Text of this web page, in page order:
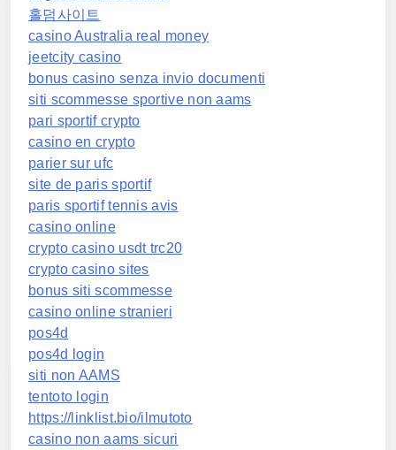
홀덤사이트
casino Australia real money
jeetcity casino
bonus casino senza invio documenti
siti scommesse sportive non aams
pari sportif crypto
casino en crypto
parier sur ufc
site de paris sportif
paris sportif tennis avis
casino online
crypto casino usdt trc20
crypto casino sites
bonus siti scommesse
casino online stranieri
pos4d
pos4d login
siti non AAMS
tentoto login
https://linklist.bio/ilmutoto
casino non aams sicuri